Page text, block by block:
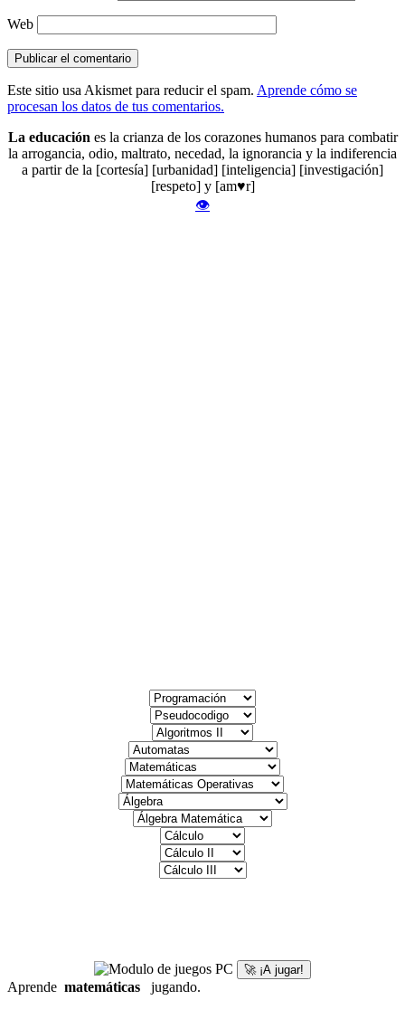
Web
Este sitio usa Akismet para reducir el spam. Aprende cómo se
procesan los datos de tus comentarios.
La educaciónes la crianza de los corazones humanos para combatir
la arrogancia, odio, maltrato, necedad, la ignorancia y la indiferencia
a partir de la [cortesía] [urbanidad] [inteligencia] [investigación]
[respeto] y [am♥r]
👁
🚀 ¡A jugar!
Aprende matemáticas jugando.